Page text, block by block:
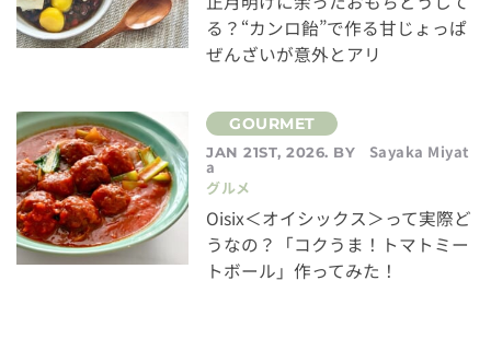
る？“カンロ飴”で作る甘じょっぱ
ぜんざいが意外とアリ
JAN 21ST, 2026. BY Sayaka Miyat
a
グルメ
Oisix＜オイシックス＞って実際ど
うなの？「コクうま！トマトミー
トボール」作ってみた！